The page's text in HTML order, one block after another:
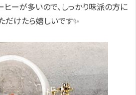
ーが多いので、しっかり味派の方に
けたら嬉しいです✨